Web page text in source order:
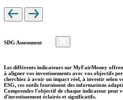
SDG Assessment
Les différents indicateurs sur MyFairMoney
à aligner vos investissements avec vos objectifs
cherchiez à avoir un impact réel, à investir selon
ESG, ces outils fournissent des informations
Comprendre l'objectif de chaque indicateur peut
d'investissement éclairés et significatifs.